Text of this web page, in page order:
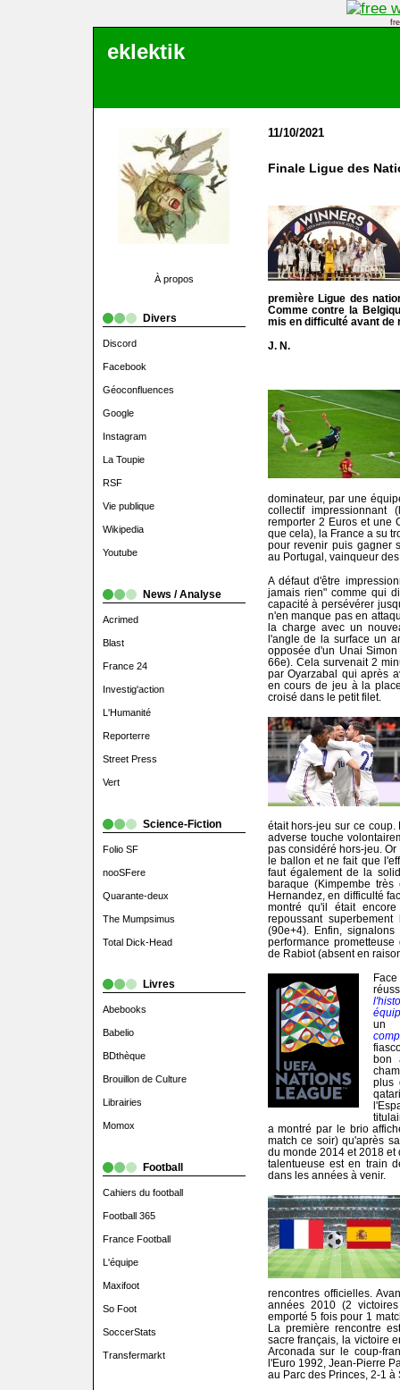
eklektik
À propos
Divers
Discord
Facebook
Géoconfluences
Google
Instagram
La Toupie
RSF
Vie publique
Wikipedia
Youtube
News / Analyse
Acrimed
Blast
France 24
Investig'action
L'Humanité
Reporterre
Street Press
Vert
Science-Fiction
Folio SF
nooSFere
Quarante-deux
The Mumpsimus
Total Dick-Head
Livres
Abebooks
Babelio
BDthèque
Brouillon de Culture
Librairies
Momox
Football
Cahiers du football
Football 365
France Football
L'équipe
Maxifoot
So Foot
SoccerStats
Transfermarkt
11/10/2021
Finale Ligue des
première Ligue des
Comme contre la
mis en difficulté avant de
J. N.
dominateur, par une
collectif
remporter 2 Euros et une
que cela), la France a su
pour revenir puis gagner
au Portugal, vainqueur
A défaut d'être
jamais rien" comme qui
capacité à persévérer
n'en manque pas en
la charge avec un
l'angle de la surface un
opposée d'un Unai
66e). Cela survenait 2
par Oyarzabal qui après
en cours de jeu à la
croisé dans le petit filet.
était hors-jeu sur ce
adverse touche
pas considéré hors-jeu.
le ballon et ne fait que
faut également de la
baraque (Kimpembe
Hernandez, en difficulté
montré qu'il était
repoussant
(90e+4). Enfin,
performance
de Rabiot (absent en
un
bon
plus
a montré par le brio
match ce soir) qu'après
du monde 2014 et 2018
talentueuse est en train
dans les années à venir.
rencontres officielles.
années 2010 (2
emporté 5 fois pour 1
La première rencontre
sacre français, la victoire
Arconada sur le coup-
l'Euro 1992, Jean-Pierre
au Parc des Princes, 2-1 à